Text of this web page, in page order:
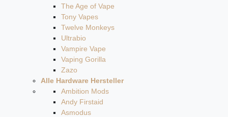
The Age of Vape
Tony Vapes
Twelve Monkeys
Ultrabio
Vampire Vape
Vaping Gorilla
Zazo
Alle Hardware Hersteller
Ambition Mods
Andy Firstaid
Asmodus